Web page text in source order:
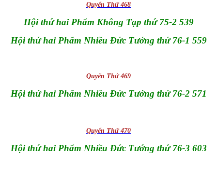
Quyển Thứ 468
Hội thứ hai Phẩm Không Tạp thứ 75-2 539
Hội thứ hai Phẩm Nhiều Đức Tướng thứ 76-1 559
Quyển Thứ 469
Hội thứ hai Phẩm Nhiều Đức Tướng thứ 76-2 571
Quyển Thứ 470
Hội thứ hai Phẩm Nhiều Đức Tướng thứ 76-3 603